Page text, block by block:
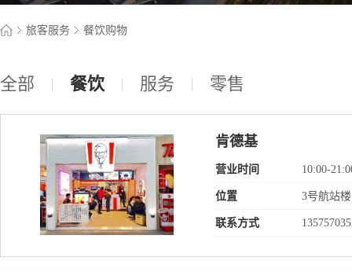
旅客服务 餐饮购物
全部 餐饮 服务 零售
肯德基
营业时间 10:00-
位置 3号航站
联系方式